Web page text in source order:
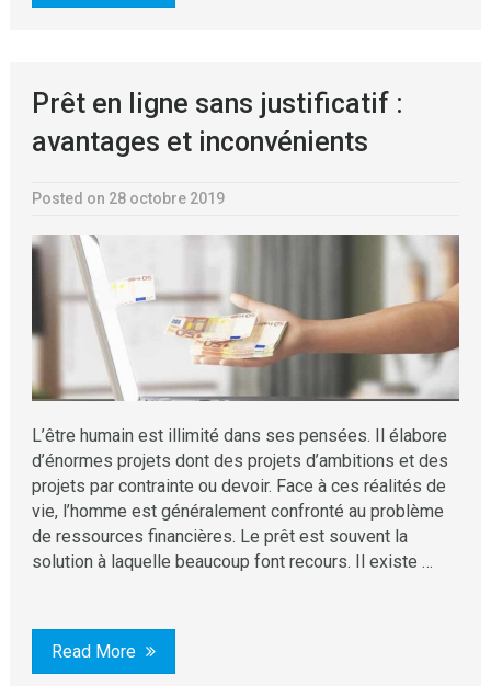
Prêt en ligne sans justificatif :
avantages et inconvénients
Posted on 28 octobre 2019
L’être humain est illimité dans ses pensées. Il élabore
d’énormes projets dont des projets d’ambitions et des
projets par contrainte ou devoir. Face à ces réalités de
vie, l’homme est généralement confronté au problème
de ressources financières. Le prêt est souvent la
solution à laquelle beaucoup font recours. Il existe …
Read More